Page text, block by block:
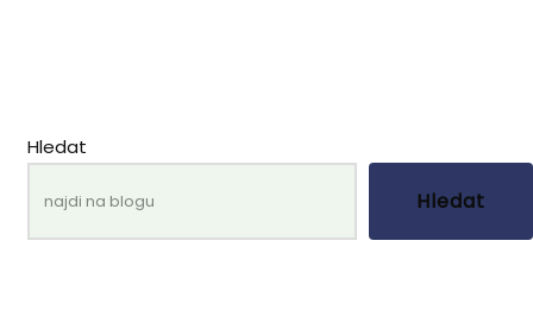
Hledat
Hledat